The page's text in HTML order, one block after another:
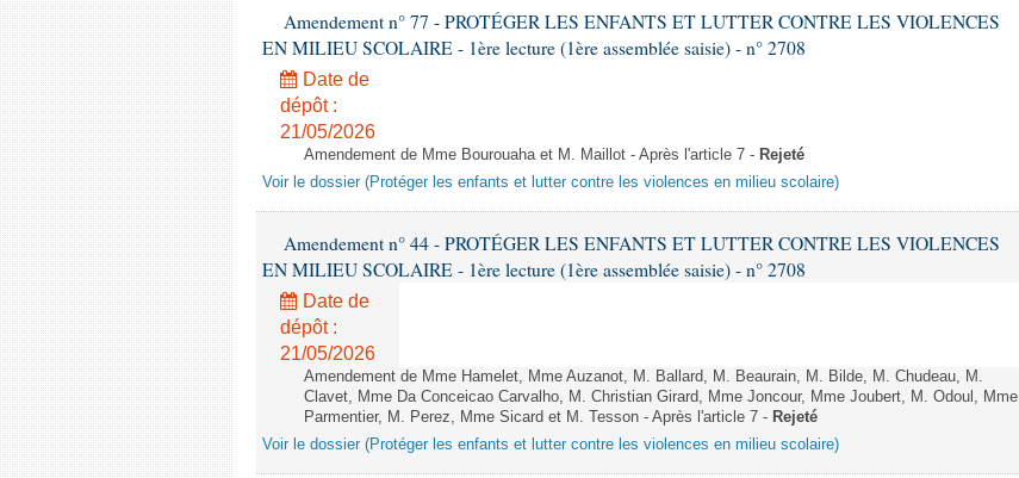
Amendement n° 77 - PROTÉGER LES ENFANTS ET LUTTER CONTRE LES VIOLENCES
EN MILIEU SCOLAIRE - 1ère lecture (1ère assemblée saisie) - n° 2708
Date de
dépôt :
21/05/2026
Amendement de Mme Bourouaha et M. Maillot - Après l'article 7 - Rejeté
Voir le dossier (Protéger les enfants et lutter contre les violences en milieu scolaire)
Amendement n° 44 - PROTÉGER LES ENFANTS ET LUTTER CONTRE LES VIOLENCES
EN MILIEU SCOLAIRE - 1ère lecture (1ère assemblée saisie) - n° 2708
Date de
dépôt :
21/05/2026
Amendement de Mme Hamelet, Mme Auzanot, M. Ballard, M. Beaurain, M. Bilde, M. Chudeau, M.
Clavet, Mme Da Conceicao Carvalho, M. Christian Girard, Mme Joncour, Mme Joubert, M. Odoul, Mme
Parmentier, M. Perez, Mme Sicard et M. Tesson - Après l'article 7 - Rejeté
Voir le dossier (Protéger les enfants et lutter contre les violences en milieu scolaire)